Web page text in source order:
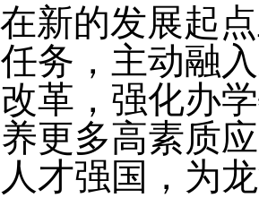
新的发展起
务，主动融
革，强化办
更多高素质
才强国，为